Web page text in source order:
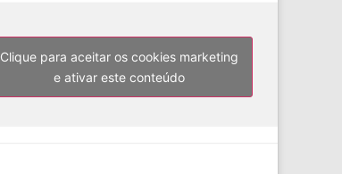
Clique para aceitar os cookies marketing
e ativar este conteúdo